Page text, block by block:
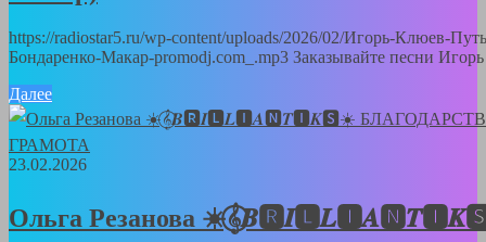
https://radiostar5.ru/wp-content/uploads/2026/02/Игорь-Клюев-
Бондаренко-Макар-promodj.com_.mp3 Заказывайте песни
Далее
23.02.2026
Ольга Резанова